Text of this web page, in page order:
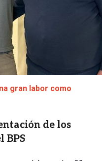
gran labor como
de los
BPS